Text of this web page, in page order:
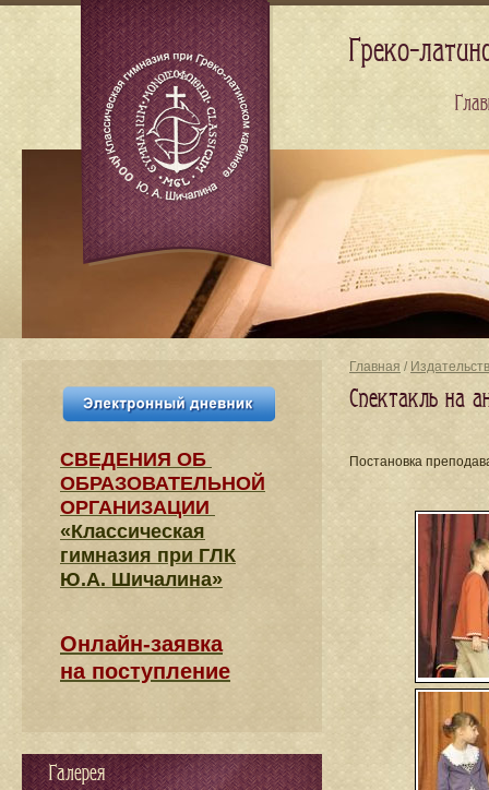
Главная /
Спектакль на
Постановка
СВЕДЕНИЯ​ ОБ
ОБРАЗОВАТЕЛЬНОЙ
ОРГАНИЗАЦИИ
«Классическая
гимназия при ГЛК
Ю.А. Шичалина»
Онлайн-заявка
на поступление
Галерея
Греко-